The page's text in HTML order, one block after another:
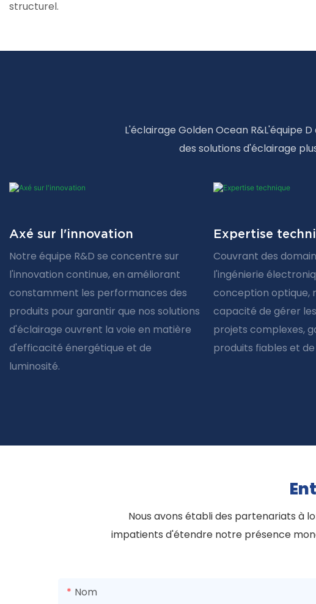
structurel.
L'éclairage Golden Ocean R&L'équipe
des solutions d'éclairage
Axé sur l'innovation
Notre équipe R&D se concentre sur
l'innovation continue, en améliorant
constamment les performances des
produits pour garantir que nos solutions
d'éclairage ouvrent la voie en matière
d'efficacité énergétique et de
luminosité.
Expertise
Couvrant des
l'ingénierie
conception optique,
capacité de gérer
projets complexes,
produits fiables et
Nous avons établi des partenariats à
impatients d'étendre notre présence
Nom